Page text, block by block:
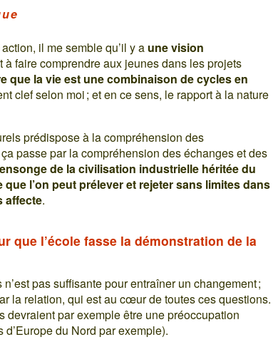
il me semble qu’il y a une vision
à faire comprendre aux jeunes dans les projets
que la vie est une combinaison de cycles en
clef selon moi ; et en ce sens, le rapport à la nature
prédispose à la compréhension des
passe par la compréhension des échanges et des
de la civilisation industrielle héritée du
que l’on peut prélever et rejeter sans limites dans
affecte.
que l’école fasse la démonstration de la
pas suffisante pour entraîner un changement ;
la relation, qui est au cœur de toutes ces questions.
devraient par exemple être une préoccupation
du Nord par exemple).